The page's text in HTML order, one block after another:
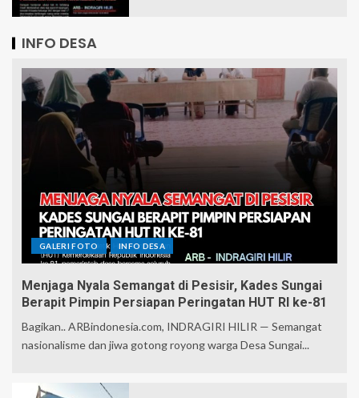
INFO DESA
GALERI FOTO INFO DESA
Menjaga Nyala Semangat di Pesisir, Kades Sungai
Berapit Pimpin Persiapan Peringatan HUT RI ke-81
Bagikan.. ARBindonesia.com, INDRAGIRI HILIR — Semangat
nasionalisme dan jiwa gotong royong warga Desa Sungai...